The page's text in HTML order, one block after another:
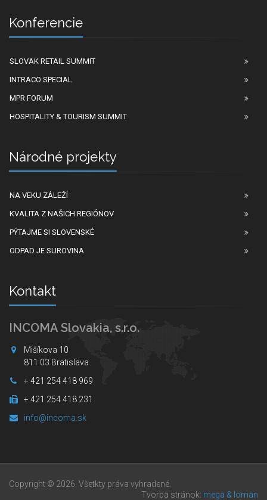
Konferencie
SLOVAK RETAIL SUMMIT
INTRACO SPECIAL
MPR FORUM
HOSPITALITY & TOURISM SUMMIT
Národné projekty
NA VEKU ZÁLEŽÍ
KVALITA Z NAŠICH REGIÓNOV
PÝTAJME SI SLOVENSKÉ
ODPAD JE SUROVINA
Kontakt
INCOMA Slovakia, s.r.o.
Mišíkova 10
811 03 Bratislava
+ 421 254 418 969
+ 421 254 418 231
info@incoma.sk
Copyright © 2026. Všetkty práva vyhradené.
Tvorba stránok: mega & loman